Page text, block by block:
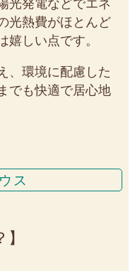
光発電などでエネ
光熱費がほとんど
嬉しい点です。
、環境に配慮した
でも快適で居心地
ス